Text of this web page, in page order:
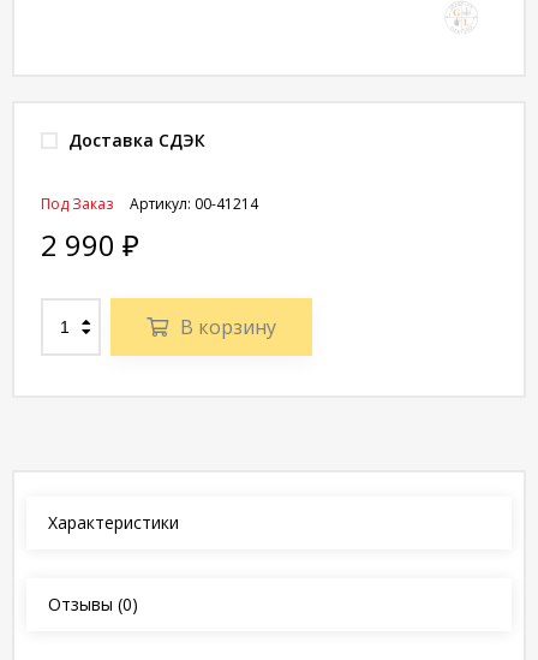
Доставка СДЭК
Артикул: 00-41214
Под Заказ
2 990 ₽
В корзину
Характеристики
Отзывы (0)